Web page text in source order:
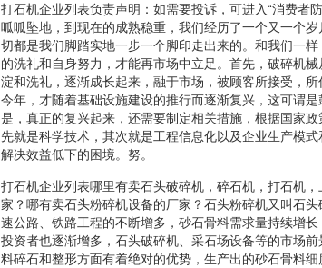
打石机企业列表负责声明：如需要投诉，可进入“消费者
呱呱坠地，到现在的成熟稳重，我们经历了一个又一个
切都是我们脚踏实地一步一个脚印走出来的。和我们一
的洗礼和自身努力，才能再市场中立足。首先，破碎机
淀和洗礼，逐渐成长起来，融于市场，被顾客所接受，
今年，才随着基础设施建设的推行而逐渐复兴，这可谓
是，真正的复兴起来，还需要制定相关措施，根据国家
先就是科学技术，其次就是工程信息化以及企业生产模
解决效益低下的困境。努。
打石机企业列表哪里有卖石头破碎机，碎石机，打石机
家？哪有卖石头粉碎机设备的厂家？石头粉碎机又叫石
速公路、铁路工程的不断增多，砂石骨料需求量持续增
投资者也逐渐增多，石头破碎机、采石场设备等的市场
料碎石和整形方面有着绝对的优势，生产出的砂石骨料